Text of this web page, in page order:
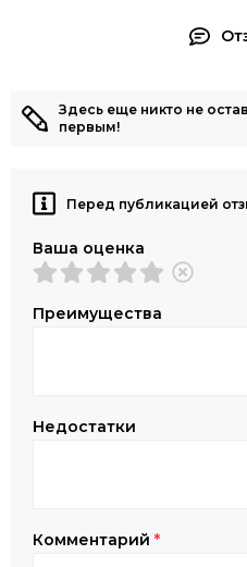
Здесь еще никто не
первым!
Перед публикацией
Ваша оценка
Преимущества
Недостатки
Комментарий *